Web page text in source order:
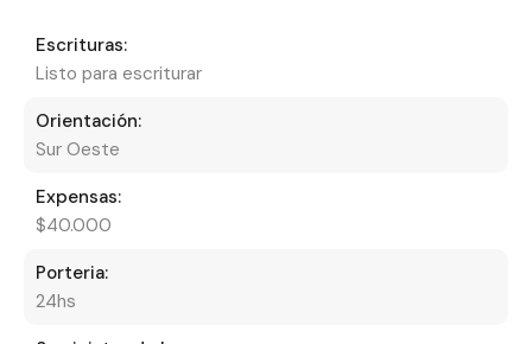
Escrituras:
Listo para escriturar
Orientación:
Sur Oeste
Expensas:
$40.000
Porteria:
24hs